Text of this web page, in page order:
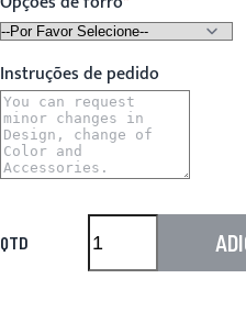
Instruções de pedido
QTD